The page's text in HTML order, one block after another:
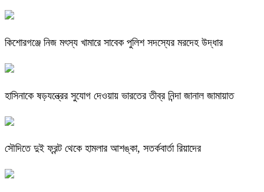
কিশোরগঞ্জে নিজ মৎস্য খামারে সাবেক পুলিশ সদস্যের মরদেহ উদ্ধার
হাসিনাকে ষড়যন্ত্রের সুযোগ দেওয়ায় ভারতের তীব্র নিন্দা জানাল জামায়াত
সৌদিতে দুই ফ্রন্ট থেকে হামলার আশঙ্কা, সতর্কবার্তা রিয়াদের